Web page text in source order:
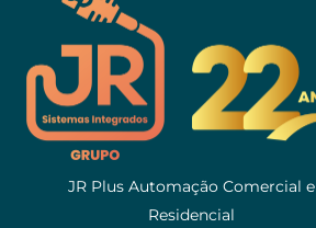
JR Plus Automação Comercial e
Residencial